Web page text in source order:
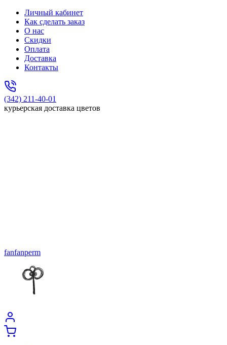
Личный кабинет
Как сделать заказ
О нас
Скидки
Оплата
Доставка
Контакты
(342) 211-40-01
курьерская доставка цветов
fanfanperm